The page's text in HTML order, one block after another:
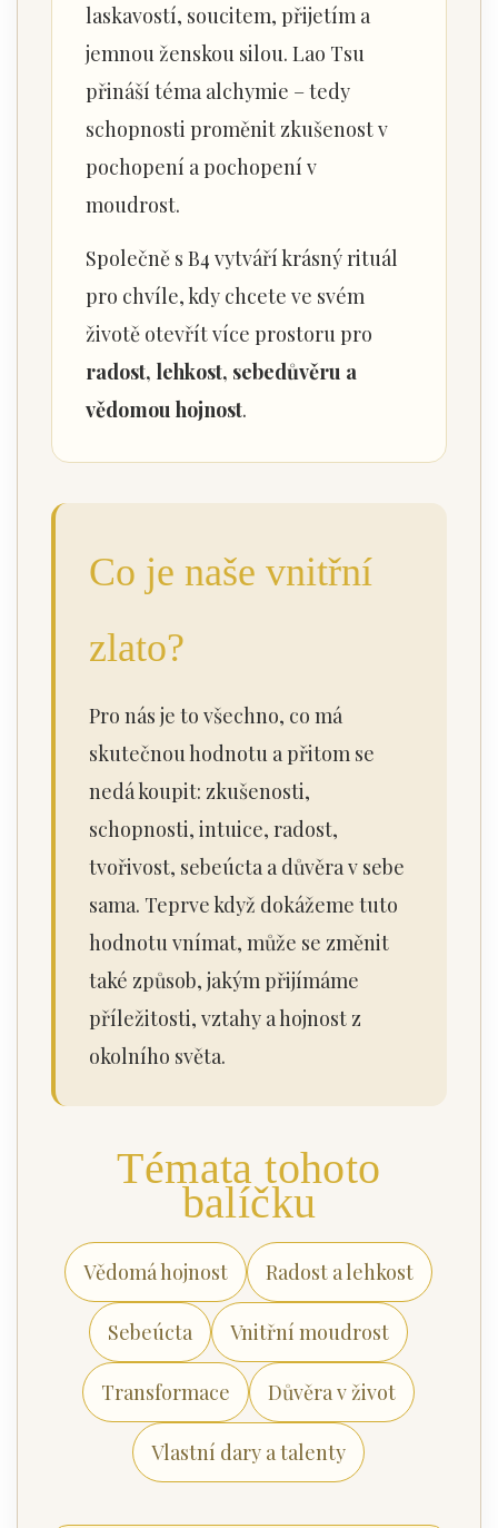
laskavostí, soucitem, přijetím a
jemnou ženskou silou. Lao Tsu
přináší téma alchymie – tedy
schopnosti proměnit zkušenost v
pochopení a pochopení v
moudrost.
Společně s B4 vytváří krásný rituál
pro chvíle, kdy chcete ve svém
životě otevřít více prostoru pro
radost, lehkost, sebedůvěru a
vědomou hojnost.
Co je naše vnitřní
zlato?
Pro nás je to všechno, co má
skutečnou hodnotu a přitom se
nedá koupit: zkušenosti,
schopnosti, intuice, radost,
tvořivost, sebeúcta a důvěra v sebe
sama. Teprve když dokážeme tuto
hodnotu vnímat, může se změnit
také způsob, jakým přijímáme
příležitosti, vztahy a hojnost z
okolního světa.
Témata tohoto
balíčku
Vědomá hojnost Radost a lehkost
Sebeúcta Vnitřní moudrost
Transformace Důvěra v život
Vlastní dary a talenty